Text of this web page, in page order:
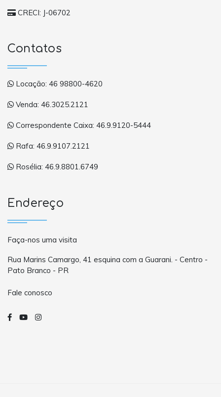
CRECI: J-06702
Contatos
Locação: 46 98800-4620
Venda: 46.3025.2121
Correspondente Caixa: 46.9.9120-5444
Rafa: 46.9.9107.2121
Rosélia: 46.9.8801.6749
Endereço
Faça-nos uma visita
Rua Marins Camargo, 41 esquina com a Guarani. - Centro -
Pato Branco - PR
Fale conosco